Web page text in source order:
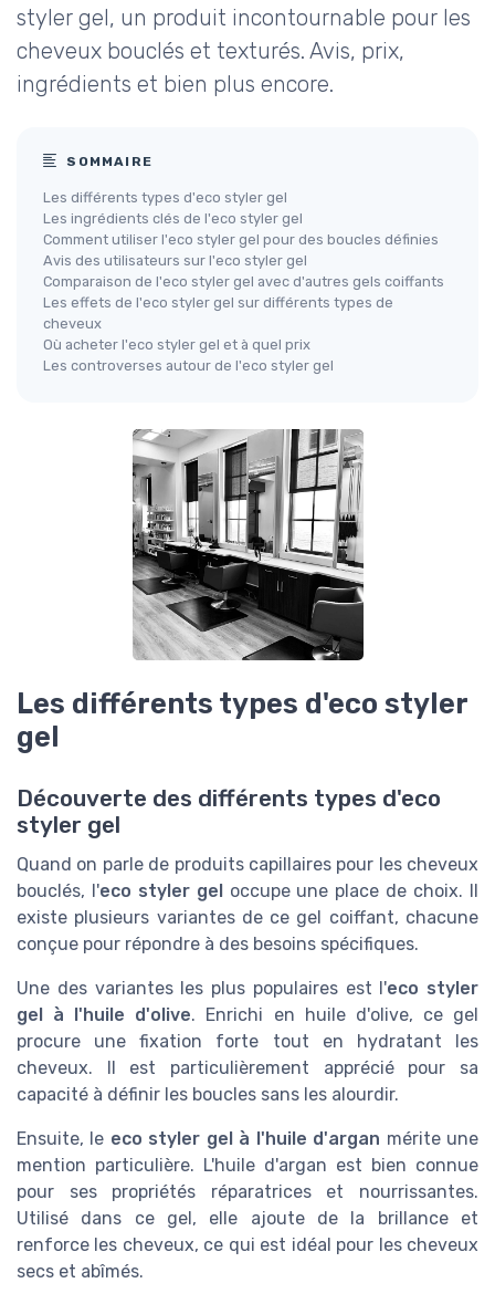
styler gel, un produit incontournable pour les
cheveux bouclés et texturés. Avis, prix,
ingrédients et bien plus encore.
SOMMAIRE
Les différents types d'eco styler gel
Les ingrédients clés de l'eco styler gel
Comment utiliser l'eco styler gel pour des boucles définies
Avis des utilisateurs sur l'eco styler gel
Comparaison de l'eco styler gel avec d'autres gels coiffants
Les effets de l'eco styler gel sur différents types de
cheveux
Où acheter l'eco styler gel et à quel prix
Les controverses autour de l'eco styler gel
Les différents types d'eco styler
gel
Découverte des différents types d'eco
styler gel
Quand on parle de produits capillaires pour les cheveux
bouclés, l'eco styler gel
occupe une place de choix. Il
existe plusieurs variantes de ce gel coiffant, chacune
conçue pour répondre à des besoins spécifiques.
Une des variantes les plus populaires est l'eco styler
gel à l'huile d'olive. Enrichi en huile d'olive, ce gel
procure une fixation forte tout en hydratant les
cheveux. Il est particulièrement apprécié pour sa
capacité à définir les boucles sans les alourdir.
Ensuite, le eco styler gel à l'huile d'argan mérite une
mention particulière. L'huile d'argan est bien connue
pour ses propriétés réparatrices et nourrissantes.
Utilisé dans ce gel, elle ajoute de la brillance et
renforce les cheveux, ce qui est idéal pour les cheveux
secs et abîmés.